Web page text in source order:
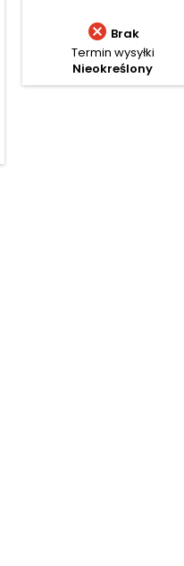
 Brak
Termin wysyłki
Nieokreślony